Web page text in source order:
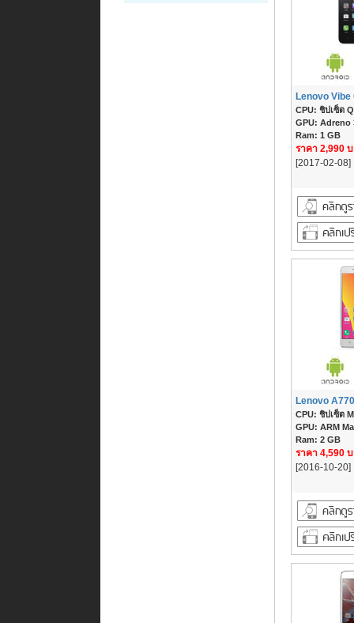
Lenovo Vibe
CPU: ชิปเซ็ต
GPU: Adreno
Ram: 1 GB
ราคา 2,990
[2017-02-08]
Lenovo
CPU: ชิปเซ็ต
GPU: ARM
Ram: 2 GB
ราคา 4,590
[2016-10-20]